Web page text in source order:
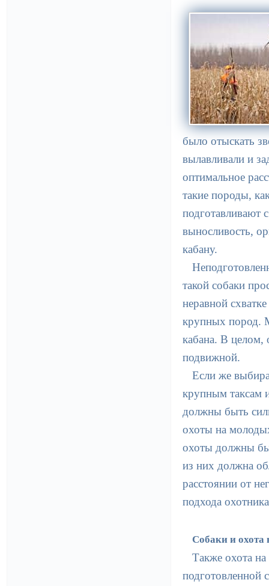
было отыскать
вылавливали и
оптимальное
такие породы,
подготавливают
выносливость,
кабану.
такой собаки
неравной
крупных пород.
кабана. В целом,
подвижной.
Если же
крупным таксам
должны быть
охоты на
охоты должны
из них должна
расстоянии от
подхода
Собаки и охота
Также охота
подготовленной